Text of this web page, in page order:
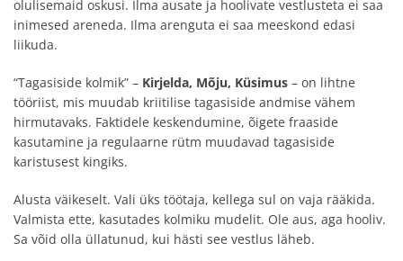
olulisemaid oskusi. Ilma ausate ja hoolivate vestlusteta ei saa
inimesed areneda. Ilma arenguta ei saa meeskond edasi
liikuda.
“Tagasiside kolmik” – Kirjelda, Mõju, Küsimus – on lihtne
tööriist, mis muudab kriitilise tagasiside andmise vähem
hirmutavaks. Faktidele keskendumine, õigete fraaside
kasutamine ja regulaarne rütm muudavad tagasiside
karistusest kingiks.
Alusta väikeselt. Vali üks töötaja, kellega sul on vaja rääkida.
Valmista ette, kasutades kolmiku mudelit. Ole aus, aga hooliv.
Sa võid olla üllatunud, kui hästi see vestlus läheb.